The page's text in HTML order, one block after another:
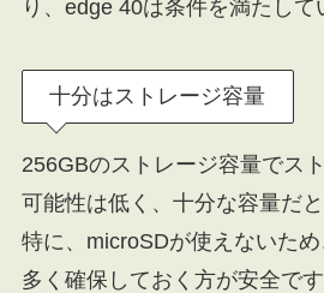
り、edge 40は条件を満たして
十分はストレージ容量
256GBのストレージ容量でス
可能性は低く、十分な容量だと
特に、microSDが使えないた
多く確保しておく方が安全です